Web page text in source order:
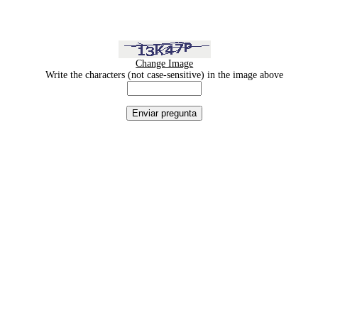
Change Image
Write the characters (not case-sensitive) in the image above